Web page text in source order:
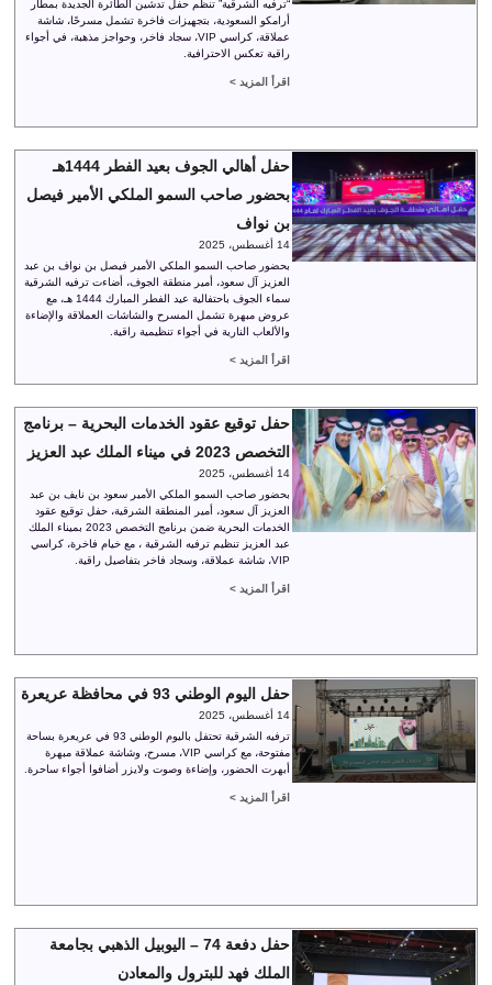
“ترفيه الشرقية” تنظم حفل تدشين الطائرة الجديدة بمطار
أرامكو السعودية، بتجهيزات فاخرة تشمل مسرحًا، شاشة
عملاقة، كراسي VIP، سجاد فاخر، وحواجز مذهبة، في أجواء
راقية تعكس الاحترافية.
اقرأ المزيد >
حفل أهالي الجوف بعيد الفطر 1444هـ
بحضور صاحب السمو الملكي الأمير فيصل
بن نواف
14 أغسطس، 2025
بحضور صاحب السمو الملكي الأمير فيصل بن نواف بن عبد
العزيز آل سعود، أمير منطقة الجوف، أضاءت ترفيه الشرقية
سماء الجوف باحتفالية عيد الفطر المبارك 1444 هـ، مع
عروض مبهرة تشمل المسرح والشاشات العملاقة والإضاءة
والألعاب النارية في أجواء تنظيمية راقية.
اقرأ المزيد >
حفل توقيع عقود الخدمات البحرية – برنامج
التخصص 2023 في ميناء الملك عبد العزيز
14 أغسطس، 2025
بحضور صاحب السمو الملكي الأمير سعود بن نايف بن عبد
العزيز آل سعود، أمير المنطقة الشرقية، حفل توقيع عقود
الخدمات البحرية ضمن برنامج التخصص 2023 بميناء الملك
عبد العزيز تنظيم ترفيه الشرقية ، مع خيام فاخرة، كراسي
VIP، شاشة عملاقة، وسجاد فاخر بتفاصيل راقية.
اقرأ المزيد >
حفل اليوم الوطني 93 في محافظة عريعرة
14 أغسطس، 2025
ترفيه الشرقية تحتفل باليوم الوطني 93 في عريعرة بساحة
مفتوحة، مع كراسي VIP، مسرح، وشاشة عملاقة مبهرة
أبهرت الحضور، وإضاءة وصوت ولايزر أضافوا أجواء ساحرة.
اقرأ المزيد >
حفل دفعة 74 – اليوبيل الذهبي بجامعة
الملك فهد للبترول والمعادن